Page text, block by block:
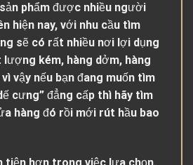
phẩm được nhiều người
hiện nay, với nhu cầu tìm
sẽ có rất nhiều nơi lợi dụng
lượng kém, hàng dởm, hàng
vậy nếu bạn đang muốn tìm
cưng” đẳng cấp thì hãy tìm
hàng đó rồi mới rút hầu bao